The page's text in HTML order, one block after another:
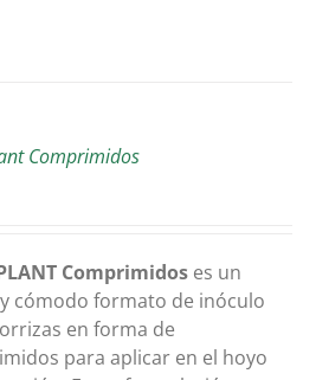
Comprimidos
Comprimidos es un
cómodo formato de inóculo
en forma de
para aplicar en el hoyo